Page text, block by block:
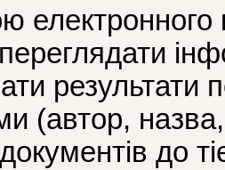
(автор, назва,
до